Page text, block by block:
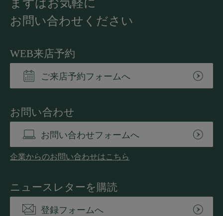
まずはお気軽に
お問い合わせください
WEB来店予約
ご来店予約フォームへ
お問い合わせ
お問い合わせフォームへ
企業からのお問い合わせはこちら
ニュースレターを購読
登録フォームへ